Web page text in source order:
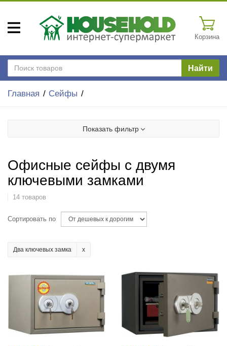
Корзина
Найти
Главная Сейфы
Показать фильтр
Офисные сейфы с двумя
ключевыми замками
14 товаров
Сортировать по
Два ключевых замка